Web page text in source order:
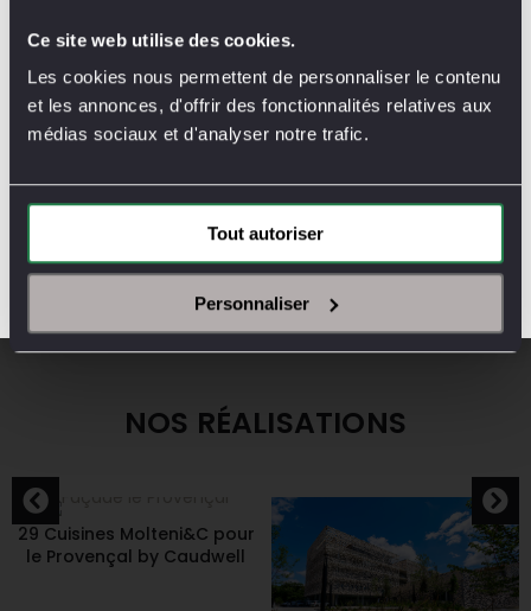
Ce site web utilise des cookies.
Les cookies nous permettent de personnaliser le contenu
et les annonces, d'offrir des fonctionnalités relatives aux
médias sociaux et d'analyser notre trafic.
Tout autoriser
Personnaliser
NOS RÉALISATIONS
29 Cuisines Molteni&C pour
le Provençal by Caudwell
Nice
Les showrooms de Nice,
ArsonetCannesseront
fermés du 10 au 23 août.
Toute l’équipe Jbonet vous
souhaite un très bel été.